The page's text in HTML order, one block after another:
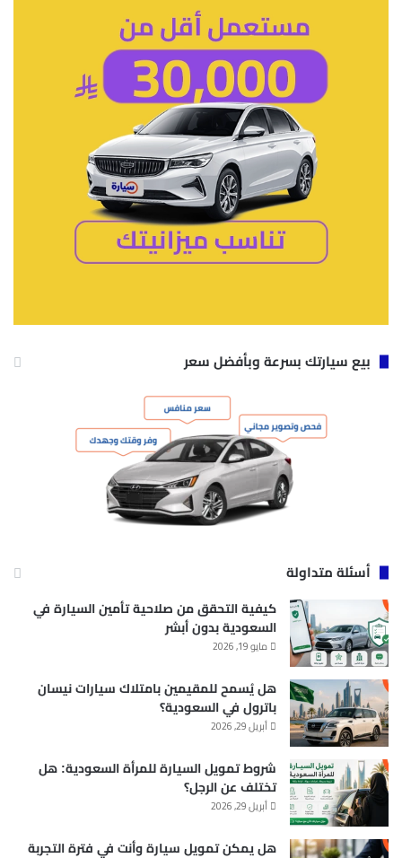
بيع سيارتك بسرعة وبأفضل سعر
أسئلة متداولة
كيفية التحقق من صلاحية تأمين السيارة في
السعودية بدون أبشر
مايو 19, 2026
هل يُسمح للمقيمين بامتلاك سيارات نيسان
باترول في السعودية؟
أبريل 29, 2026
شروط تمويل السيارة للمرأة السعودية: هل
تختلف عن الرجل؟
أبريل 29, 2026
هل يمكن تمويل سيارة وأنت في فترة التجربة